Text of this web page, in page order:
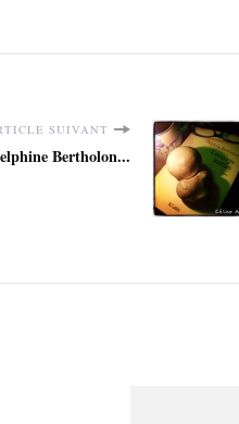
SUIVANT
Bertholon...